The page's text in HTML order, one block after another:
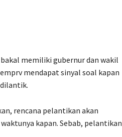
memiliki gubernur dan wakil
mendapat sinyal soal kapan
rencana pelantikan akan
kapan. Sebab, pelantikan